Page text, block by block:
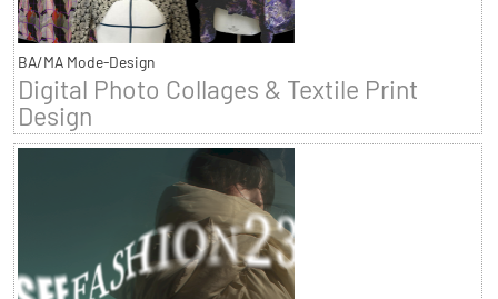
BA/MA Mode-Design
Digital Photo Collages & Textile Print
Design